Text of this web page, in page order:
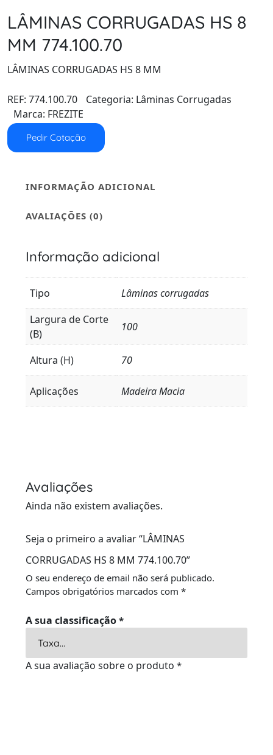
LÂMINAS CORRUGADAS HS 8
MM 774.100.70
LÂMINAS CORRUGADAS HS 8 MM
REF: 774.100.70 Categoria: Lâminas Corrugadas
Marca: FREZITE
Pedir Cotação
INFORMAÇÃO ADICIONAL
AVALIAÇÕES (0)
Informação adicional
Tipo
Lâminas corrugadas
Largura de Corte
(B)
100
Altura (H) 70
Aplicações Madeira Macia
Avaliações
Ainda não existem avaliações.
Seja o primeiro a avaliar “LÂMINAS
CORRUGADAS HS 8 MM 774.100.70”
O seu endereço de email não será publicado.
Campos obrigatórios marcados com *
A sua classificação *
A sua avaliação sobre o produto *